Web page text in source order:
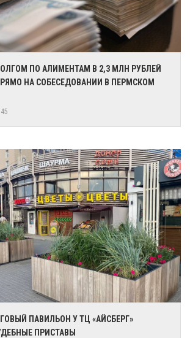
ПО АЛИМЕНТАМ В 2,3 МЛН РУБЛЕЙ
НА СОБЕСЕДОВАНИИ В ПЕРМСКОМ
ПАВИЛЬОН У ТЦ «АЙСБЕРГ»
ПРИСТАВЫ